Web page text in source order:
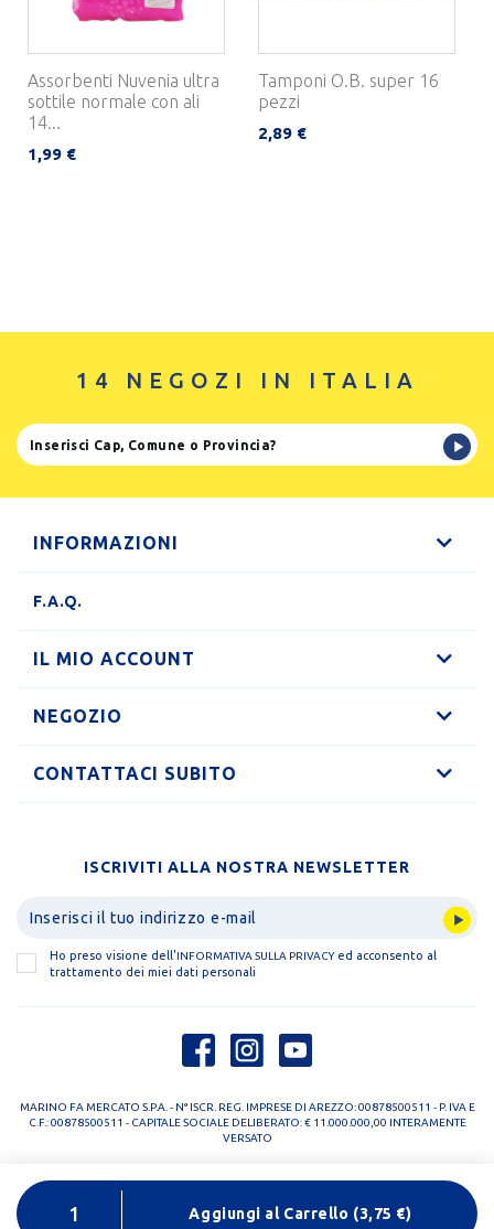
Aggiungi al Carrello (3,75 €)
Assorbenti Nuvenia ultra
sottile normale con ali
14...
1,99 €
Tamponi O.B. super 16
pezzi
2,89 €
14 NEGOZI IN ITALIA
INFORMAZIONI
F.A.Q.
IL MIO ACCOUNT
NEGOZIO
CONTATTACI SUBITO
ISCRIVITI ALLA NOSTRA NEWSLETTER
Ho preso visione dell' INFORMATIVA SULLA PRIVACYed acconsento al
trattamento dei miei dati personali
MARINO FA MERCATO S.P.A. - N° ISCR. REG. IMPRESE DI AREZZO: 00878500511 - P. IVA E
C.F.: 00878500511 - CAPITALE SOCIALE DELIBERATO: € 11.000.000,00 INTERAMENTE
VERSATO
PRIVACY POLICY
COOKIE POLICY